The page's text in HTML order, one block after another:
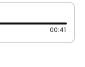
00:41